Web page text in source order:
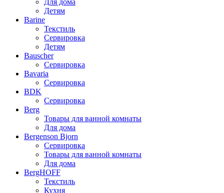
Для дома
Детям
Barine
Текстиль
Сервировка
Детям
Bauscher
Сервировка
Bavaria
Сервировка
BDK
Сервировка
Berg
Товары для ванной комнаты
Для дома
Bergenson Bjorn
Сервировка
Товары для ванной комнаты
Для дома
BergHOFF
Текстиль
Кухня